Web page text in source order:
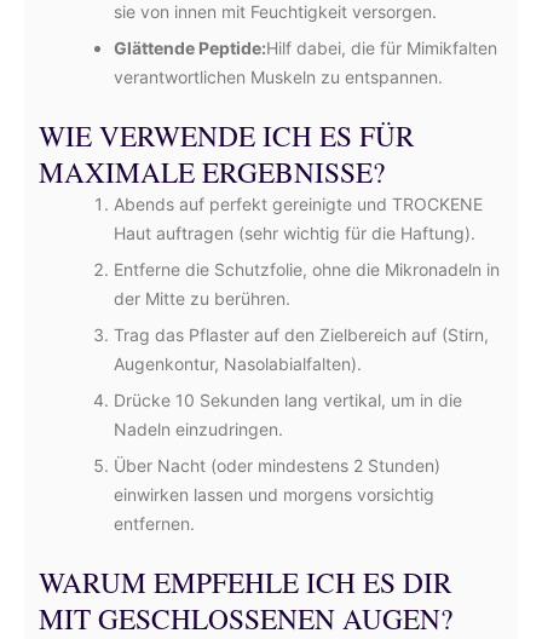
sie von innen mit Feuchtigkeit versorgen.
Glättende Peptide:Hilf dabei, die für Mimikfalten
verantwortlichen Muskeln zu entspannen.
WIE VERWENDE ICH ES FÜR
MAXIMALE ERGEBNISSE?
Abends auf perfekt gereinigte und TROCKENE
Haut auftragen (sehr wichtig für die Haftung).
Entferne die Schutzfolie, ohne die Mikronadeln in
der Mitte zu berühren.
Trag das Pflaster auf den Zielbereich auf (Stirn,
Augenkontur, Nasolabialfalten).
Drücke 10 Sekunden lang vertikal, um in die
Nadeln einzudringen.
Über Nacht (oder mindestens 2 Stunden)
einwirken lassen und morgens vorsichtig
entfernen.
WARUM EMPFEHLE ICH ES DIR
MIT GESCHLOSSENEN AUGEN?